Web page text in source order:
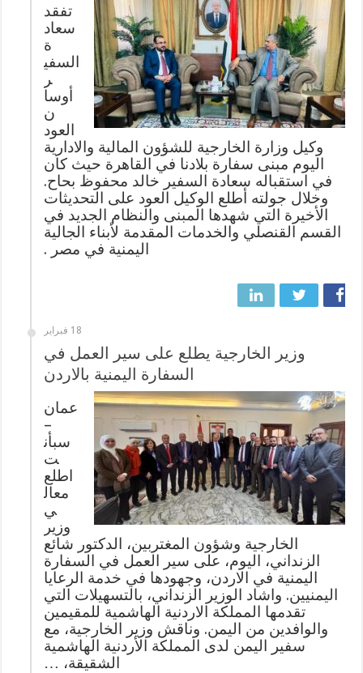
تفقد
سعاد
ة
السفي
ر
أوسا
ن
العود
وكيل وزارة الخارجية للشؤون المالية والادارية
اليوم مبنى سفارة بلادنا في القاهرة حيث كان
في استقباله سعادة السفير خالد محفوظ بحاح.
وخلال جولته أطلع الوكيل العود على التحديثات
الأخيرة التي شهدها المبنى والنظام الجديد في
القسم القنصلي والخدمات المقدمة لأبناء الجالية
اليمنية في مصر .
18 فبراير
وزير الخارجية يطلع على سير العمل في
السفارة اليمنية بالاردن
عمان
–
سبأن
ت
اطلع
معال
ي
وزير
الخارجية وشؤون المغتربين، الدكتور شائع
الزنداني، اليوم، على سير العمل في السفارة
اليمنية في الاردن، وجهودها في خدمة الرعايا
اليمنيين. واشاد الوزير الزنداني، بالتسهيلات التي
تقدمها المملكة الاردنية الهاشمية للمقيمين
والوافدين من اليمن. وناقش وزير الخارجية، مع
سفير اليمن لدى المملكة الأردنية الهاشمية
الشقيقة، …